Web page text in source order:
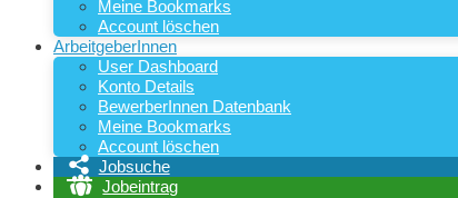
Meine Bookmarks
Account löschen
ArbeitgeberInnen
User Dashboard
Konto Details
BewerberInnen Datenbank
Meine Bookmarks
Account löschen
Jobsuche
Jobeintrag